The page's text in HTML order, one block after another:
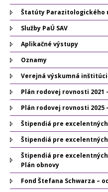
Štatúty Parazitologického
Služby PaÚ SAV
Aplikačné výstupy
Oznamy
Verejná výskumná
Plán rodovej rovnosti 2021
Plán rodovej rovnosti 2025
Štipendiá pre
Štipendiá pre
Štipendiá pre
Plán obnovy
Fond Štefana Schwarza –